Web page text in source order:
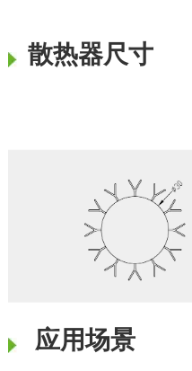
散热
应用场景